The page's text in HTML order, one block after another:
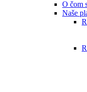
O čom
Naše